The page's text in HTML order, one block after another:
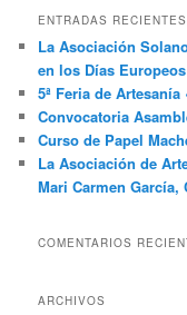
ENTRADAS RECIENTES
La Asociación
en los Días
5ª Feria de
Convocatoria
Curso de Papel
La Asociación de
Mari Carmen García,
COMENTARIOS
ARCHIVOS